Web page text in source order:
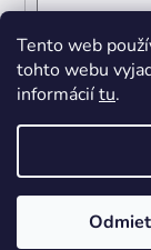
Tento web
tohto webu
informáciítu.
Vložením e-
osobných